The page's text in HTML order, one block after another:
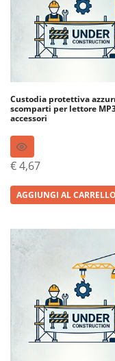
Custodia protettiva
scomparti per lettore
accessori
€4,67
AGGIUNGI AL CARRELLO